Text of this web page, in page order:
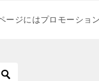
ージにはプロモーショ